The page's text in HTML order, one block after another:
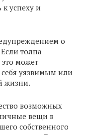
к успеху и
о
толпа
это может
себя уязвимым или
жизни.
возможных
вещи в
собственного